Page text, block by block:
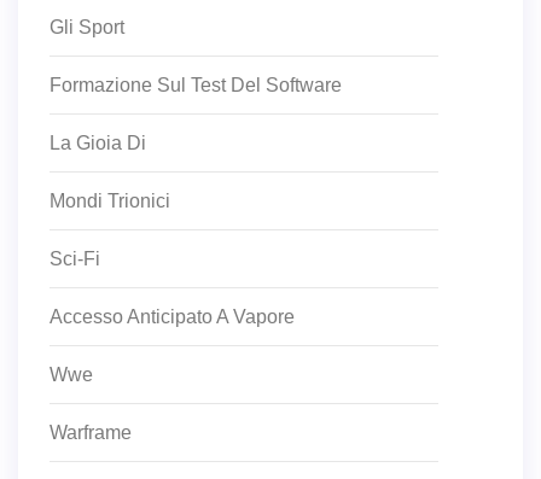
Gli Sport
Formazione Sul Test Del Software
La Gioia Di
Mondi Trionici
Sci-Fi
Accesso Anticipato A Vapore
Wwe
Warframe